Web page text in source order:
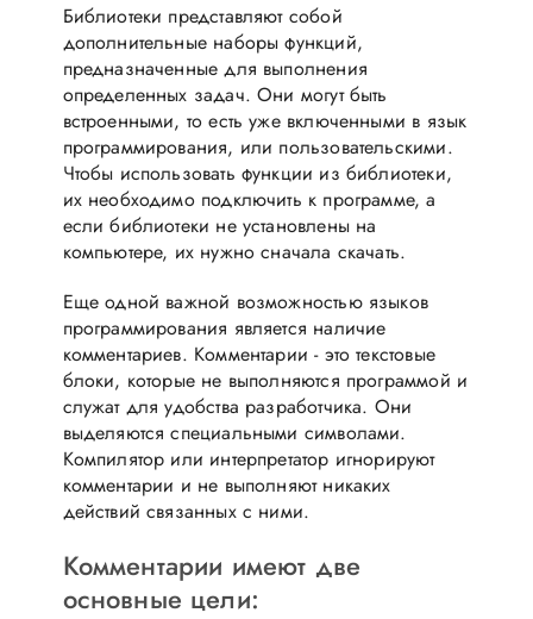
Библиотеки представляют собой
дополнительные наборы функций,
предназначенные для выполнения
определенных задач. Они могут быть
встроенными, то есть уже включенными в язык
программирования, или пользовательскими.
Чтобы использовать функции из библиотеки,
их необходимо подключить к программе, а
если библиотеки не установлены на
компьютере, их нужно сначала скачать.
Еще одной важной возможностью языков
программирования является наличие
комментариев. Комментарии - это текстовые
блоки, которые не выполняются программой и
служат для удобства разработчика. Они
выделяются специальными символами.
Компилятор или интерпретатор игнорируют
комментарии и не выполняют никаких
действий связанных с ними.
Комментарии имеют две
основные цели: